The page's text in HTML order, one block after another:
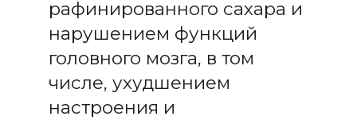
рафинированного сахара и
нарушением функций
головного мозга, в том
числе, ухудшением
настроения и